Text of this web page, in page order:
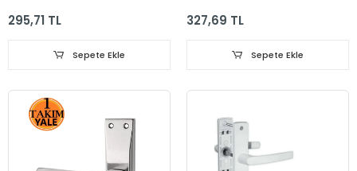
295,71 TL
Sepete Ekle
327,69 TL
Sepete Ekle